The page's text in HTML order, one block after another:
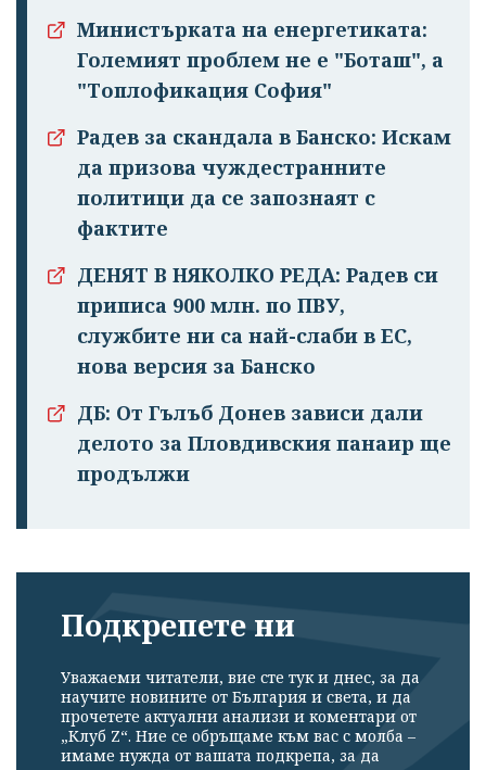
Министърката на енергетиката:
Големият проблем не е "Боташ", а
"Топлофикация София"
Радев за скандала в Банско: Искам
да призова чуждестранните
политици да се запознаят с
фактите
ДЕНЯТ В НЯКОЛКО РЕДА: Радев си
приписа 900 млн. по ПВУ,
службите ни са най-слаби в ЕС,
нова версия за Банско
ДБ: От Гълъб Донев зависи дали
делото за Пловдивския панаир ще
продължи
Подкрепете ни
Уважаеми читатели, вие сте тук и днес, за да
научите новините от България и света, и да
прочетете актуални анализи и коментари от
„Клуб Z“. Ние се обръщаме към вас с молба –
имаме нужда от вашата подкрепа, за да